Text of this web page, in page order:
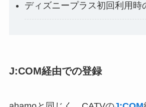
ディズニープラス初回利用時
J:COM経由での登録